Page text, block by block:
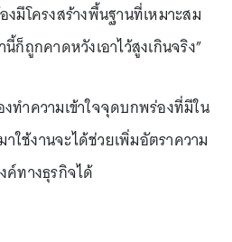
มีโครงสร้างพื้นฐานที่เหมาะสม
ก็ถูกคาดหวังเอาไว้สูงเกินจริง”
ทำความเข้าใจจุดบกพร่องที่มีใน
าใช้งานจะได้ช่วยเพิ่มอัตราความ
ค์ทางธุรกิจได้